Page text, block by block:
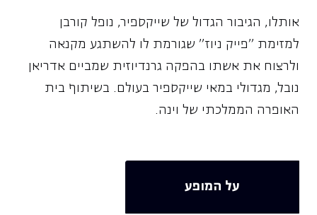
אותלו, הגיבור הגדול של שייקספיר, נופל קורבן
למזימת "פייק ניוז" שגורמת לו להשתגע מקנאה
ולרצוח את אשתו בהפקה גרנדיוזית שמביים אדריאן
נובל, מגדולי במאי שייקספיר בעולם. בשיתוף בית
האופרה הממלכתי של וינה.
על המופע